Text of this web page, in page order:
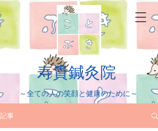
​寿貴鍼灸院
​～全ての人の笑顔と健康のために～
記事